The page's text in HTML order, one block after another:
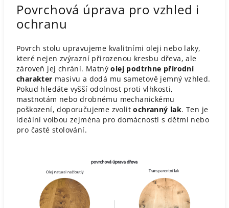
Povrchová úprava pro vzhled i
ochranu
Povrch stolu upravujeme kvalitními oleji nebo laky,
které nejen zvýrazní přirozenou kresbu dřeva, ale
zároveň jej chrání. Matnýolej podtrhne přírodní
charakter masivu a dodá mu sametově jemný vzhled.
Pokud hledáte vyšší odolnost proti vlhkosti,
mastnotám nebo drobnému mechanickému
poškození, doporučujeme zvolitochranný lak. Ten je
ideální volbou zejména pro domácnosti s dětmi nebo
pro časté stolování.